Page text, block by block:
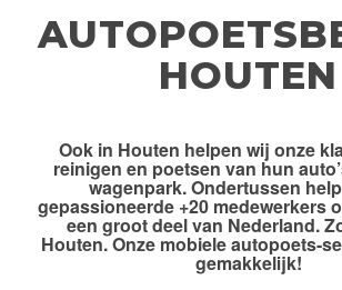
HOUTEN
Ook in Houten helpen wij onze
reinigen en poetsen van hun
wagenpark. Ondertussen
gepassioneerde +20 medewerkers
een groot deel van Nederland.
Houten. Onze mobiele autopoets-
gemakkelijk!